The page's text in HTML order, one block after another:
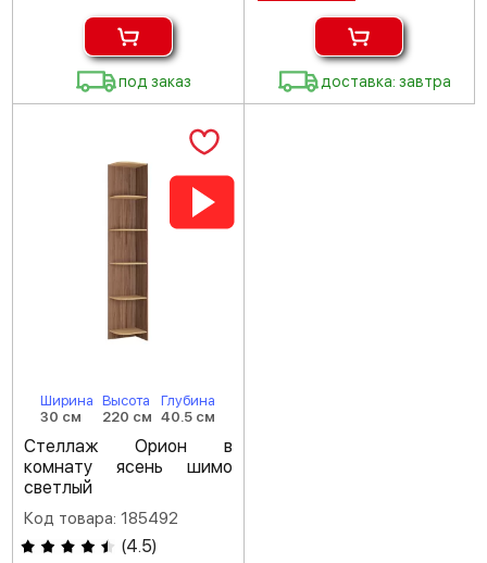
под заказ доставка: завтра
Ширина
30 см
Высота
220 см
Глубина
40.5 см
Стеллаж Орион в
комнату ясень шимо
светлый
Код товара: 185492
(4.5)